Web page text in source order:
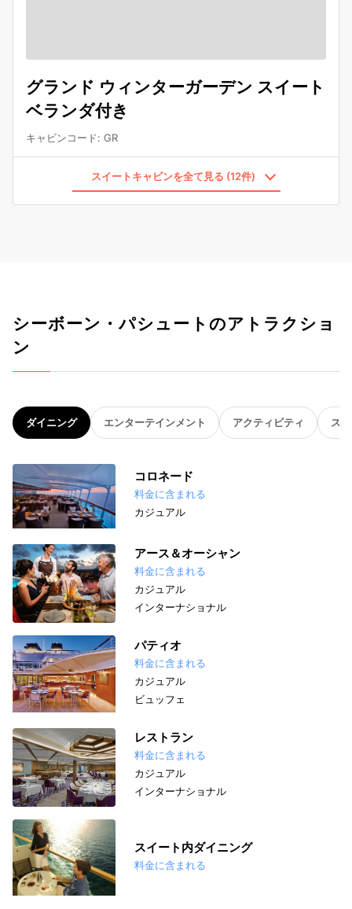
グランド ウィンターガーデン スイート
ベランダ付き
キャビンコード: GR
スイートキャビンを全て見る (12件)
シーボーン・パシュートのアトラクショ
ン
ダイニング エンターテインメント アクティビティ ス
コロネード
料金に含まれる
カジュアル
アース＆オーシャン
料金に含まれる
カジュアル
インターナショナル
パティオ
料金に含まれる
カジュアル
ビュッフェ
レストラン
料金に含まれる
カジュアル
インターナショナル
スイート内ダイニング
料金に含まれる